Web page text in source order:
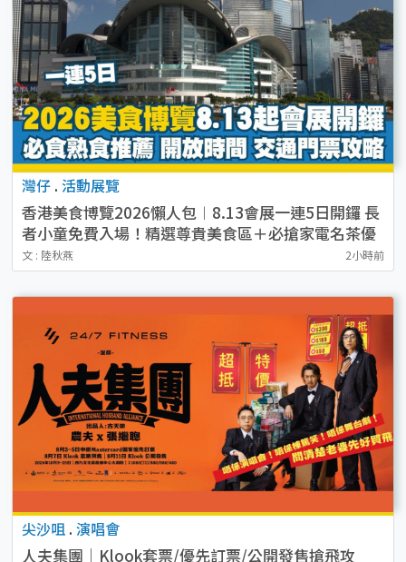
灣仔 . 活動展覽
香港美食博覽2026懶人包︱8.13會展一連5日開鑼 長
者小童免費入場！精選尊貴美食區＋必搶家電名茶優
惠
文 : 陸秋燕 2小時前
尖沙咀 . 演唱會
人夫集團｜Klook套票/優先訂票/公開發售搶飛攻